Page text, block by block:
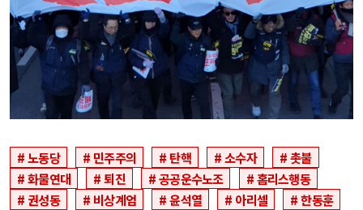
노동당 민주주의 탄핵 소수자
촛불
화물연대
퇴진 공공운수노조
홈리스행동
권성동
비상계엄 윤석열 아리셀
한동훈